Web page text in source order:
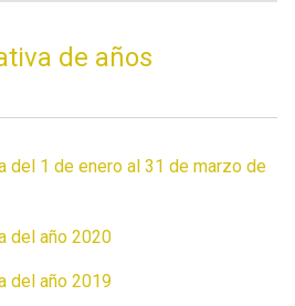
de años
del 1 de enero al 31 de marzo de
del año 2020
del año 2019